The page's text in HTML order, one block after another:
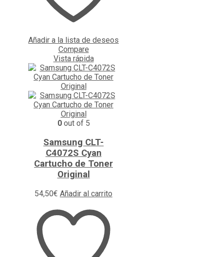
Añadir a la lista de deseos
Compare
Vista rápida
0out of 5
Samsung CLT-
C4072S Cyan
Cartucho de Toner
Original
54,50€ Añadir al carrito